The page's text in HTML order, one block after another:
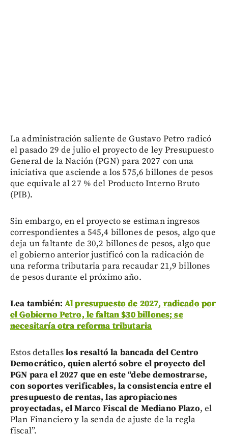
La administración saliente de Gustavo Petro radicó
el pasado 29 de julio el proyecto de ley Presupuesto
General de la Nación (PGN) para 2027 con una
iniciativa que asciende a los 575,6 billones de pesos
que equivale al 27 % del Producto Interno Bruto
(PIB).
Sin embargo, en el proyecto se estiman ingresos
correspondientes a 545,4 billones de pesos, algo que
deja un faltante de 30,2 billones de pesos, algo que
el gobierno anterior justificó con la radicación de
una reforma tributaria para recaudar 21,9 billones
de pesos durante el próximo año.
Lea también: Al presupuesto de 2027, radicado por
el Gobierno Petro, le faltan $30 billones; se
necesitaría otra reforma tributaria
Estos detalleslos resaltó la bancada del Centro
Democrático, quien alertó sobre el proyecto del
PGN para el 2027 que en este “debe demostrarse,
con soportes verificables, la consistencia entre el
presupuesto de rentas, las apropiaciones
proyectadas, el Marco Fiscal de Mediano Plazo, el
Plan Financiero y la senda de ajuste de la regla
fiscal”.